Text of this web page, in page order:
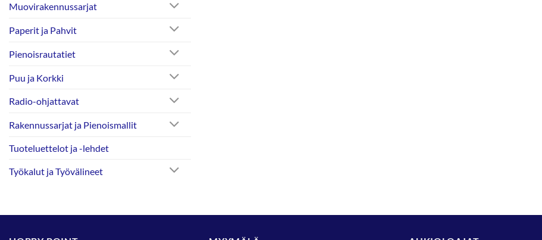
Muovirakennussarjat
Paperit ja Pahvit
Pienoisrautatiet
Puu ja Korkki
Radio-ohjattavat
Rakennussarjat ja Pienoismallit
Tuoteluettelot ja -lehdet
Työkalut ja Työvälineet